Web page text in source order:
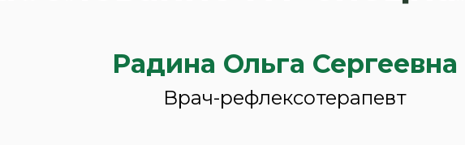
Радина Ольга Сергеевна
Врач-рефлексотерапевт